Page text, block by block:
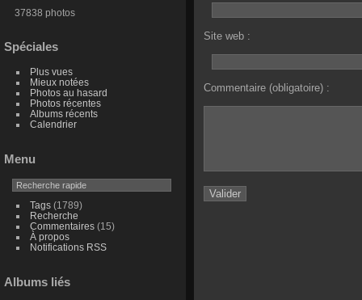
37838 photos
Spéciales
Plus vues
Mieux notées
Photos au hasard
Photos récentes
Albums récents
Calendrier
Menu
Tags(1789)
Recherche
Commentaires(15)
À propos
Notifications RSS
Albums liés
Site web :
Commentaire (obligatoire) :